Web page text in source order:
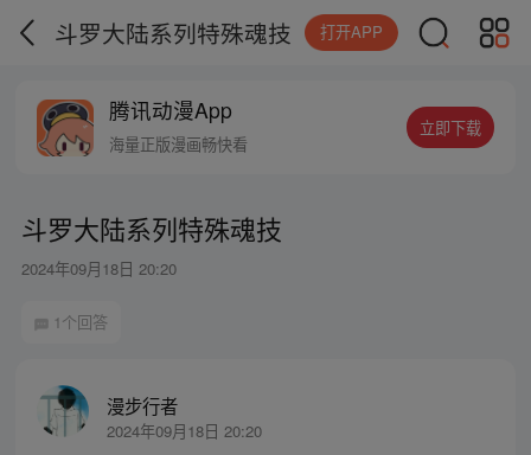
斗罗大陆系列特殊魂技 打开APP
腾讯动漫App
海量正版漫画畅快看
立即下载
斗罗大陆系列特殊魂技
2024年09月18日 20:20
1个回答
漫步行者
2024年09月18日 20:20